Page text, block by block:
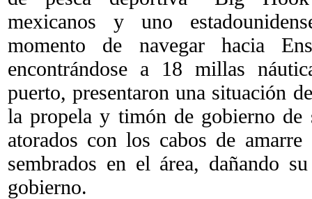
mexicanos y uno
momento de navegar hacia
encontrándose a 18 millas
puerto, presentaron una situación
la propela y timón de gobierno de
atorados con los cabos de
sembrados en el área, dañando
gobierno.